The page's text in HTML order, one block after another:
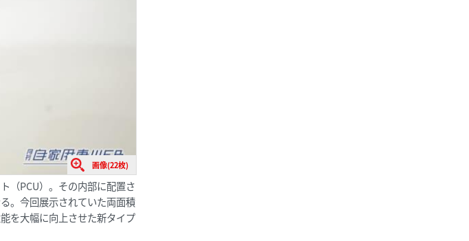
画像(22枚)
（PCU）。その内部に配置さ
。今回展示されていた両面積
を大幅に向上させた新タイプ